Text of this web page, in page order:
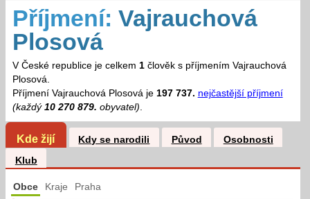
Příjmení: Vajrauchová
Plosová
V České republice je celkem 1člověk s příjmením Vajrauchová
Plosová.
Příjmení Vajrauchová Plosová je 197 737. nejčastější příjmení
(každý 10 270 879. obyvatel).
Kde žijí Kdy se narodili Původ
Osobnosti
Klub
Obce Kraje Praha